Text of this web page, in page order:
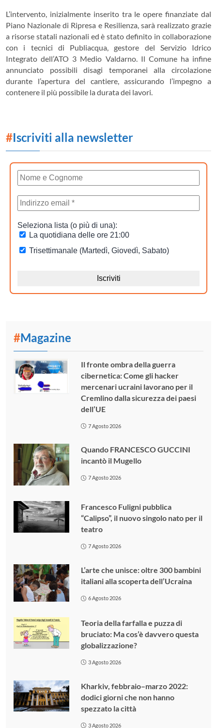
L’intervento, inizialmente inserito tra le opere finanziate dal
Piano Nazionale di Ripresa e Resilienza, sarà realizzato grazie
a risorse statali nazionali ed è stato definito in collaborazione
con i tecnici di Publiacqua, gestore del Servizio Idrico
Integrato dell’ATO 3 Medio Valdarno. Il Comune ha infine
annunciato possibili disagi temporanei alla circolazione
durante l’apertura del cantiere, assicurando l’impegno a
contenere il più possibile la durata dei lavori.
#Iscriviti alla newsletter
#Magazine
Il fronte ombra della guerra
cibernetica: Come gli hacker
mercenari ucraini lavorano per il
Cremlino dalla sicurezza dei paesi
dell’UE
7 Agosto 2026
Quando FRANCESCO GUCCINI
incantò il Mugello
7 Agosto 2026
Francesco Fuligni pubblica
“Calipso”, il nuovo singolo nato per il
teatro
7 Agosto 2026
L’arte che unisce: oltre 300 bambini
italiani alla scoperta dell’Ucraina
6 Agosto 2026
Teoria della farfalla e puzza di
bruciato: Ma cos’è davvero questa
globalizzazione?
3 Agosto 2026
Kharkiv, febbraio–marzo 2022:
dodici giorni che non hanno
spezzato la città
3 Agosto 2026